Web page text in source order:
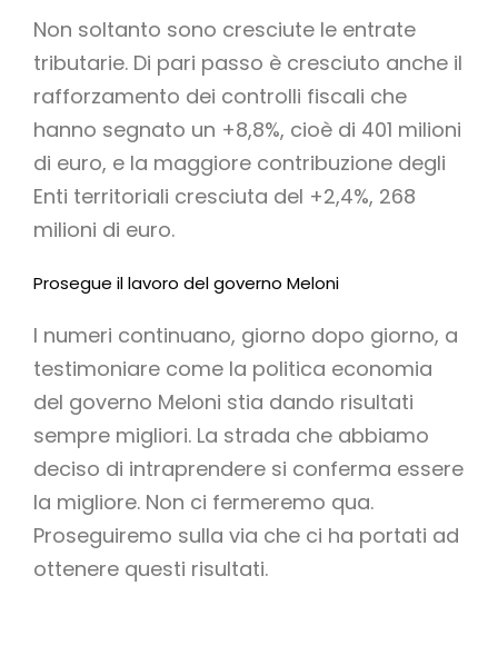
Non soltanto sono cresciute le entrate
tributarie. Di pari passo è cresciuto anche il
rafforzamento dei controlli fiscali che
hanno segnato un +8,8%, cioè di 401 milioni
di euro, e la maggiore contribuzione degli
Enti territoriali cresciuta del +2,4%, 268
milioni di euro.
Prosegue il lavoro del governo Meloni
I numeri continuano, giorno dopo giorno, a
testimoniare come la politica economia
del governo Meloni stia dando risultati
sempre migliori. La strada che abbiamo
deciso di intraprendere si conferma essere
la migliore. Non ci fermeremo qua.
Proseguiremo sulla via che ci ha portati ad
ottenere questi risultati.